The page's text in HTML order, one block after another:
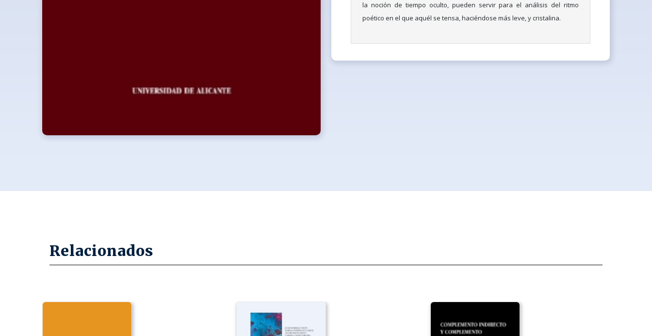
la noción de tiempo oculto, pueden servir para el análisis del ritmo
poético en el que aquél se tensa, haciéndose más leve, y cristalina.
Relacionados